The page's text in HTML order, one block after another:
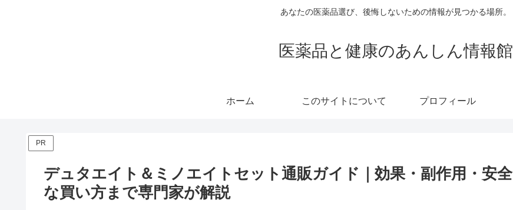
あなたの医薬品選び、後悔しないための情報が見つかる場所。
医薬品と健康のあんしん情報館
ホーム このサイトについて プロフィール
PR
デュタエイト＆ミノエイトセット通販ガイド｜効果・副作用・安全
な買い方まで専門家が解説